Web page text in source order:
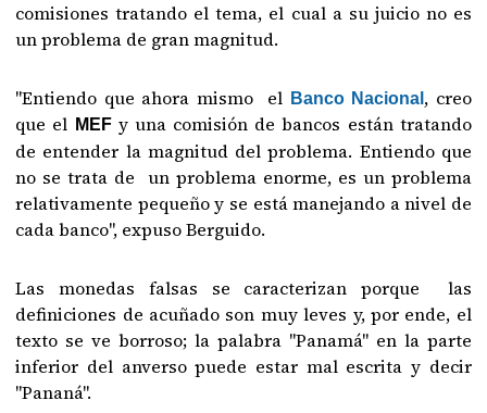
comisiones tratando el tema, el cual a su juicio no es
un problema de gran magnitud.
"Entiendo que ahora mismo el Banco Nacional , creo
que el MEF y una comisión de bancos están tratando
de entender la magnitud del problema. Entiendo que
no se trata de un problema enorme, es un problema
relativamente pequeño y se está manejando a nivel de
cada banco", expuso Berguido.
Las monedas falsas se caracterizan porque las
definiciones de acuñado son muy leves y, por ende, el
texto se ve borroso; la palabra "Panamá" en la parte
inferior del anverso puede estar mal escrita y decir
"Pananá".